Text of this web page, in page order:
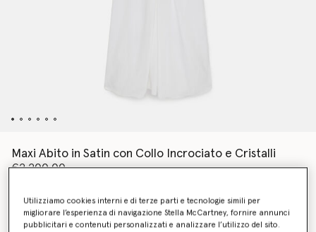
Maxi Abito in Satin con Collo Incrociato e Cristalli
€2,200.00
Colore Bianco candido
Utilizziamo cookies interni e di terze parti e tecnologie simili per
migliorare l’esperienza di navigazione Stella McCartney, fornire annunci
pubblicitari e contenuti personalizzati e analizzare l’utilizzo del sito.